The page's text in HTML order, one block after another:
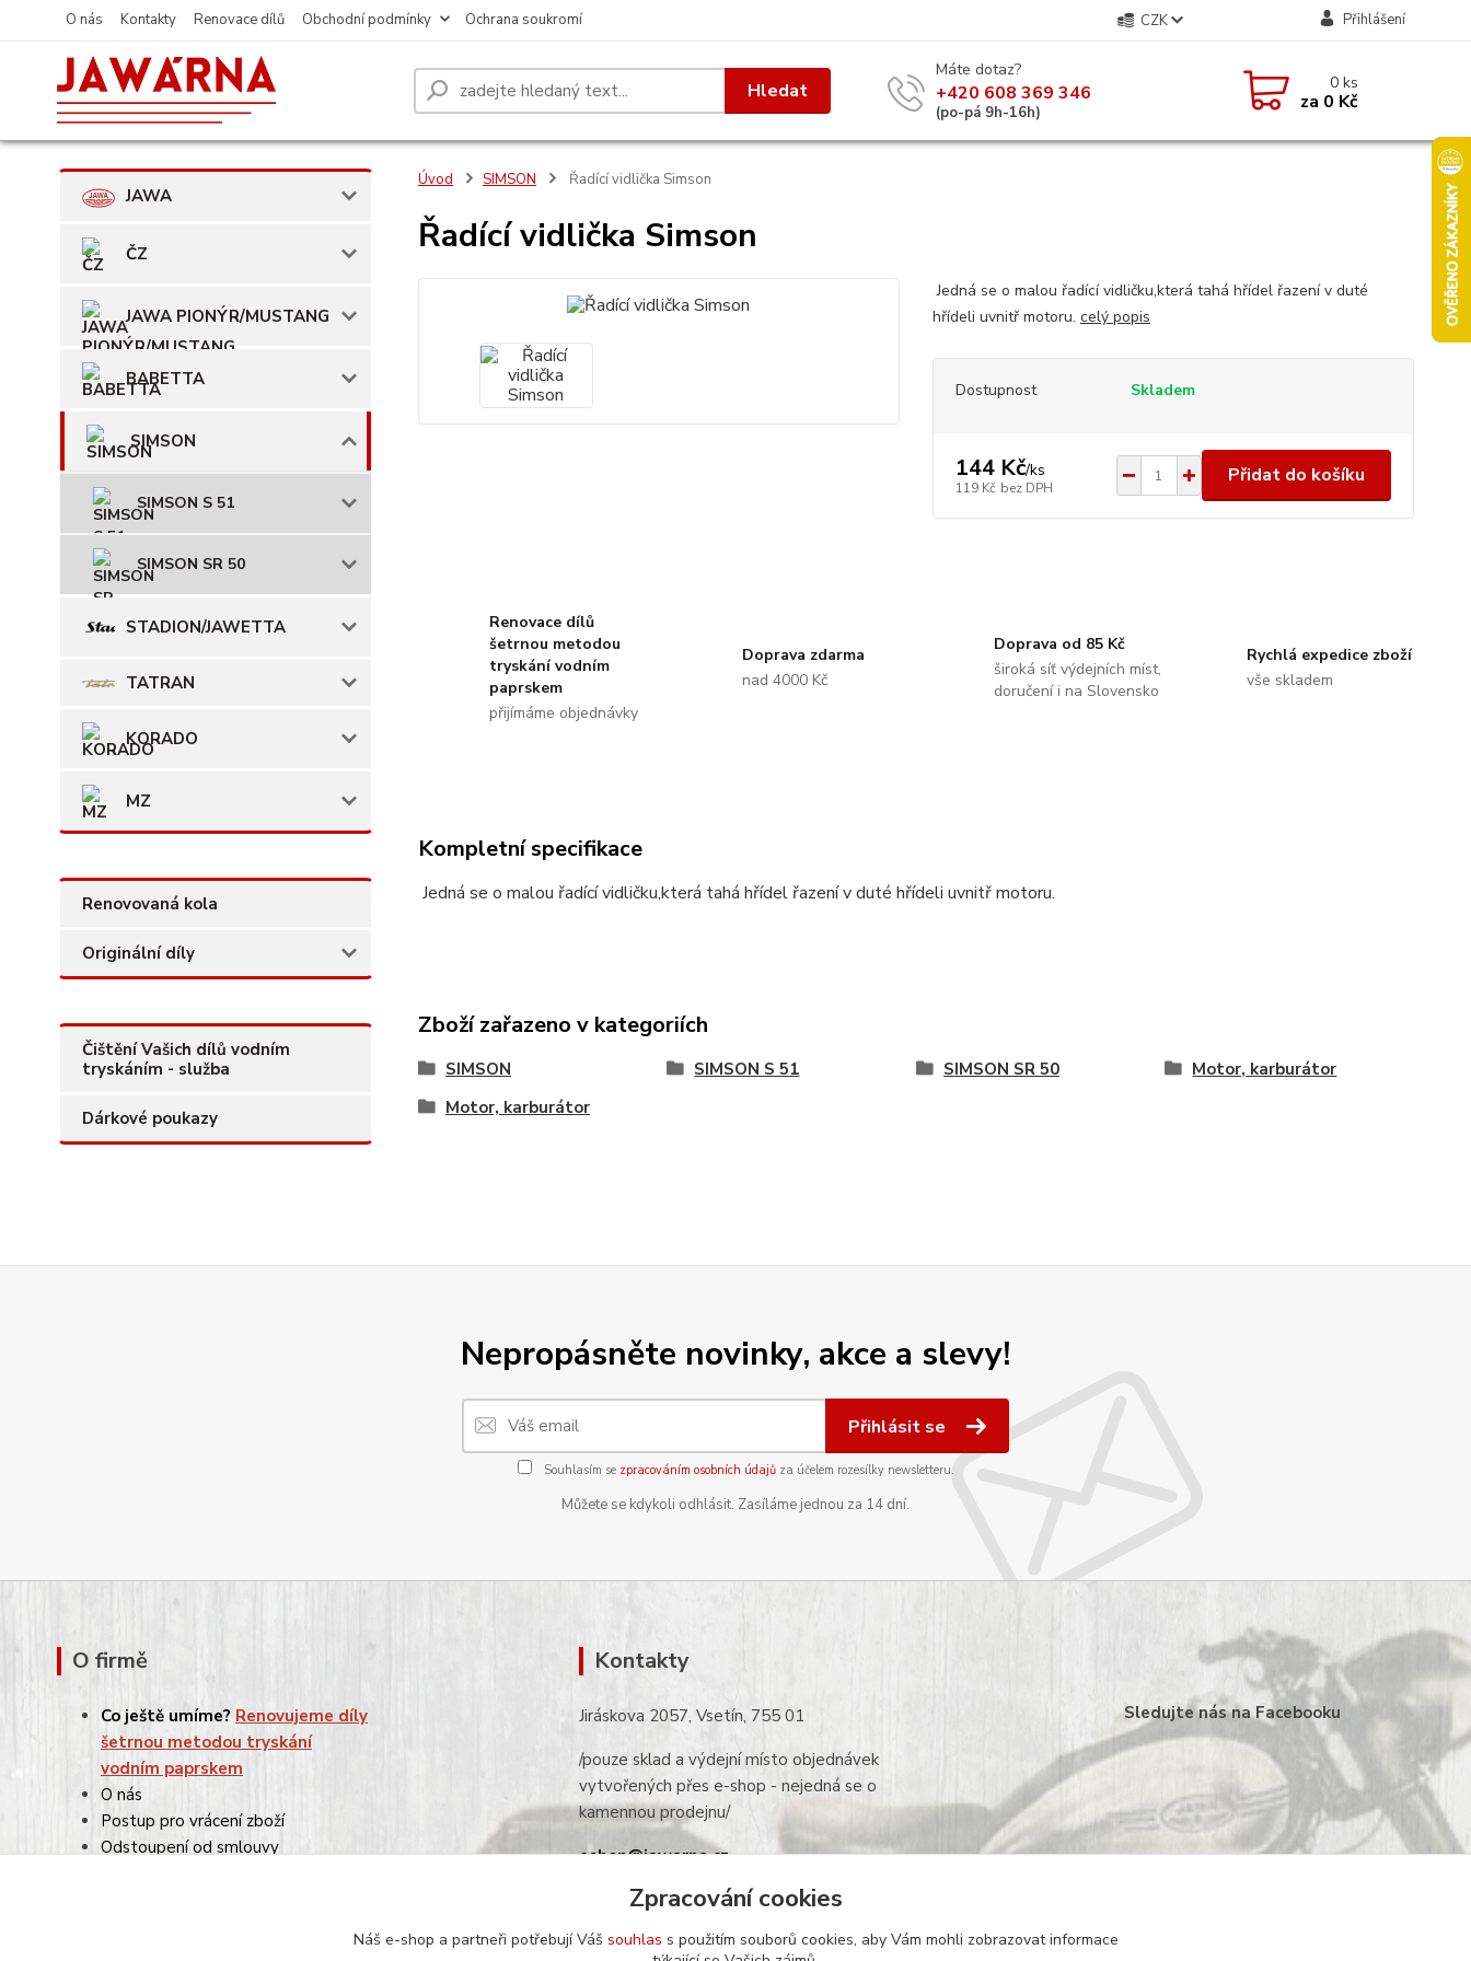
O nás Kontakty Renovace dílů Obchodní podmínky Ochrana soukromí CZK Přihlášení
Hledat
Máte dotaz?
+420 608 369 346
(po-pá 9h-16h)
0ks
za 0 Kč
JAWA
ČZ
JAWA PIONÝR/MUSTANG
BABETTA
SIMSON
SIMSON S 51
SIMSON SR 50
STADION/JAWETTA
TATRAN
KORADO
MZ
Renovovaná kola
Originální díly
Čištění Vašich dílů vodním
tryskáním - služba
Dárkové poukazy
Úvod SIMSON Řadící vidlička Simson
Řadící vidlička Simson
Jedná se o malou řadící vidličku,která tahá hřídel řazení v duté
hřídeli uvnitř motoru. celý popis
Dostupnost Skladem
144 Kč/ks
119 Kč bez DPH
Přidat do košíku
Renovace dílů
šetrnou metodou
tryskání vodním
paprskem
přijímáme objednávky
Doprava zdarma
nad 4000 Kč
Doprava od 85 Kč
široká síť výdejních míst,
doručení i na Slovensko
Rychlá expedice zboží
vše skladem
Kompletní specifikace
Jedná se o malou řadící vidličku,která tahá hřídel řazení v duté hřídeli uvnitř motoru.
Zboží zařazeno v kategoriích
SIMSON SIMSON S 51 SIMSON SR 50
Motor, karburátor
Motor, karburátor
Nepropásněte novinky, akce a slevy!
Přihlásit se
Souhlasím se zpracováním osobních údajůza účelem rozesílky newsletteru.
Můžete se kdykoli odhlásit. Zasíláme jednou za 14 dní.
O firmě
Co ještě umíme? Renovujeme díly
šetrnou metodou tryskání
vodním paprskem
O nás
Postup pro vrácení zboží
Odstoupení od smlouvy
Kontakty
Jiráskova 2057, Vsetín, 755 01
/pouze sklad a výdejní místo objednávek
vytvořených přes e-shop - nejedná se o
kamennou prodejnu/
eshop@jawarna.cz
tel.: +420 608 369 346
(po-pá 9h-16h)
Sledujte nás na Facebooku
Zpracování cookies
Náš e-shop a partneři potřebují Váš souhlas s použitím souborů cookies, aby Vám mohli zobrazovat informace